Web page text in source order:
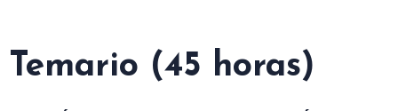
Temario (45 horas)